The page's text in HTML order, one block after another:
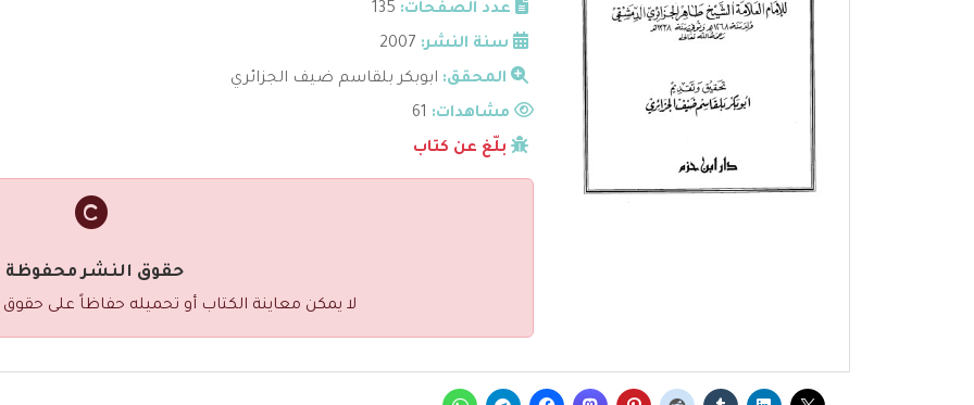
عدد الصفحات: 135
سنة النشر: 2007
المحقق: ابوبكر بلقاسم ضيف الجزائري
مشاهدات:
بلّغ عن كتاب
حقوق النشر محفوظة
لا يمكن معاينة الكتاب أو تحميله حفاظاً على